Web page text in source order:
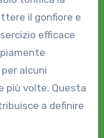
il gonfiore e
efficace
alcuni
più volte. Questa
a definire